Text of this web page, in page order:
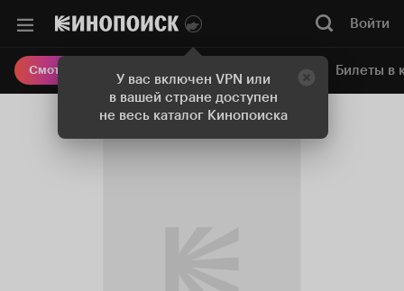
У вас включен VPN или
в вашей стране доступен
не весь каталог Кинопоиска
Войти
Смотреть кино Онлайн-кинотеатр Билеты в